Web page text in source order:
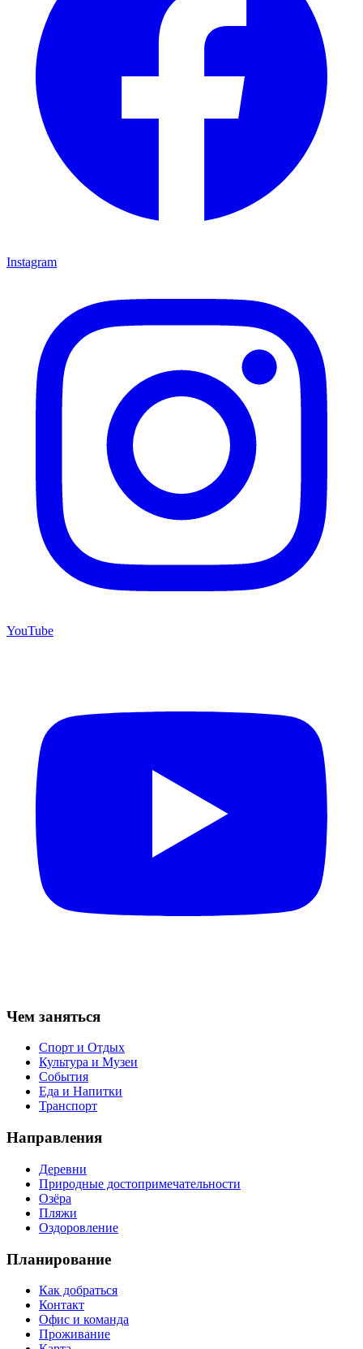
Instagram
YouTube
Чем заняться
Спорт и Отдых
Культура и Музеи
События
Еда и Напитки
Транспорт
Направления
Деревни
Природные достопримечательности
Озёра
Пляжи
Оздоровление
Планирование
Как добраться
Контакт
Офис и команда
Проживание